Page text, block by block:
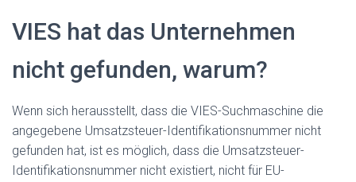
VIES hat das Unternehmen
nicht gefunden, warum?
Wenn sich herausstellt, dass die VIES-Suchmaschine die
angegebene Umsatzsteuer-Identifikationsnummer nicht
gefunden hat, ist es möglich, dass die Umsatzsteuer-
Identifikationsnummer nicht existiert, nicht für EU-